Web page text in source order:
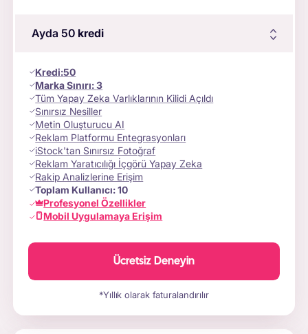
Ayda 50 kredi
Kredi:50
Marka Sınırı:3
Tüm Yapay Zeka Varlıklarının Kilidi Açıldı
Sınırsız Nesiller
Metin Oluşturucu AI
Reklam Platformu Entegrasyonları
iStock'tan Sınırsız Fotoğraf
Reklam Yaratıcılığı İçgörü Yapay Zeka
Rakip Analizlerine Erişim
Toplam Kullanıcı:10
Profesyonel Özellikler
Mobil Uygulamaya Erişim
Ücretsiz Deneyin
*Yıllık olarak faturalandırılır